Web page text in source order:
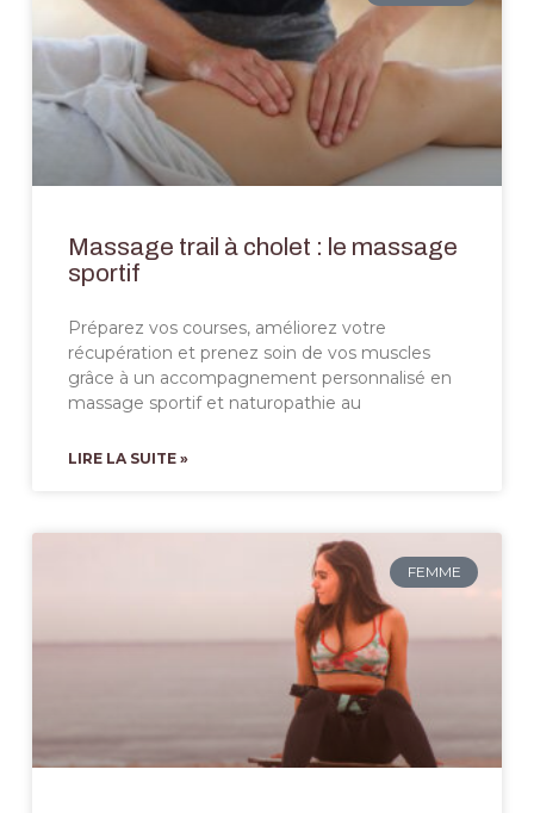
Massage trail à cholet : le massage
sportif
Préparez vos courses, améliorez votre
récupération et prenez soin de vos muscles
grâce à un accompagnement personnalisé en
massage sportif et naturopathie au
LIRE LA SUITE »
FEMME